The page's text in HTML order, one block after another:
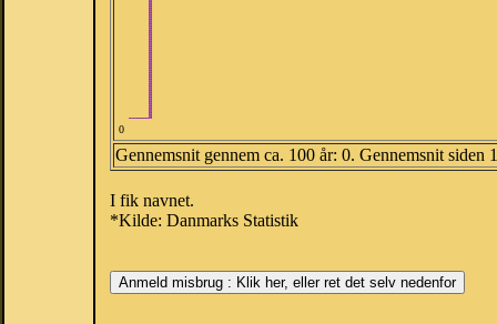
0
Gennemsnit gennem ca. 100 år: 0. Gennemsnit siden
I fik navnet.
*Kilde: Danmarks Statistik